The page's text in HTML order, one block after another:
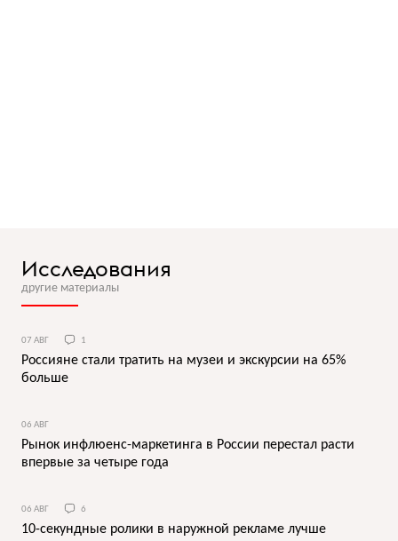
Исследования
другие материалы
07 АВГ 1
Россияне стали тратить на музеи и экскурсии на 65%
больше
06 АВГ
Рынок инфлюенс-маркетинга в России перестал расти
впервые за четыре года
06 АВГ 6
10-секундные ролики в наружной рекламе лучше